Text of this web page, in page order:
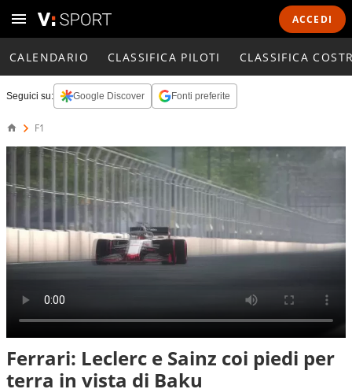
ACCEDI
CALENDARIO CLASSIFICA PILOTI CLASSIFICA
Seguici su: Google Discover Fonti preferite
F1
Ferrari: Leclerc e Sainz coi piedi per
terra in vista di Baku